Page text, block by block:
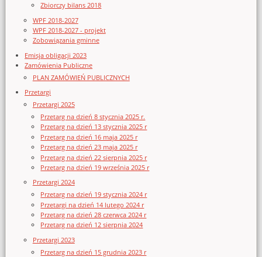
Zbiorczy bilans 2018
WPF 2018-2027
WPF 2018-2027 - projekt
Zobowiązania gminne
Emisja obligacji 2023
Zamówienia Publiczne
PLAN ZAMÓWIEŃ PUBLICZNYCH
Przetargi
Przetargi 2025
Przetarg na dzień 8 stycznia 2025 r.
Przetarg na dzień 13 stycznia 2025 r
Przetarg na dzień 16 maja 2025 r
Przetarg na dzień 23 maja 2025 r
Przetarg na dzień 22 sierpnia 2025 r
Przetarg na dzień 19 września 2025 r
Przetargi 2024
Przetarg na dzień 19 stycznia 2024 r
Przetargi na dzień 14 lutego 2024 r
Przetarg na dzień 28 czerwca 2024 r
Przetarg na dzień 12 sierpnia 2024
Przetargi 2023
Przetarg na dzień 15 grudnia 2023 r